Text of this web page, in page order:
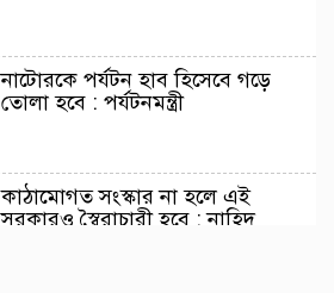
নাটোরকে পর্যটন হাব হিসেবে গড়ে
তোলা হবে : পর্যটনমন্ত্রী
কাঠামোগত সংস্কার না হলে এই
সরকারও স্বৈরাচারী হবে : নাহিদ